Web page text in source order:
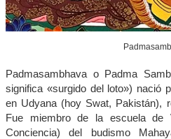
Padmasambhava o Padma
significa «surgido del loto») nació
en Udyana (hoy Swat, Pakistán),
Fue miembro de la escuela de
Conciencia) del budismo